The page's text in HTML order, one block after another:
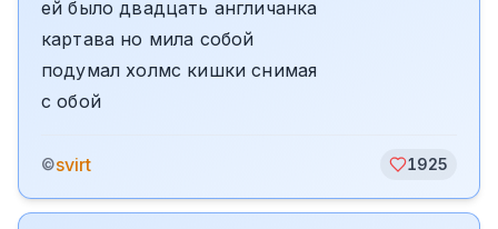
ей было двадцать англичанка
картава но мила собой
подумал холмс кишки снимая
с обой
©svirt 1925